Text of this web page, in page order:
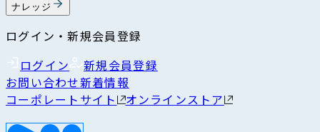
ナレッジ
ログイン・新規会員登録
ログイン
新規会員登録
お問い合わせ新着情報
コーポレートサイト
オンラインストア